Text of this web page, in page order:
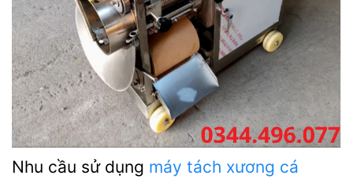
Nhu cầu sử dụng máy tách xương cá